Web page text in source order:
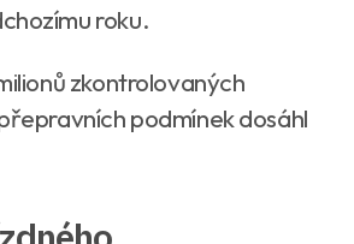
roku.
zkontrolovaných
podmínek dosáhl